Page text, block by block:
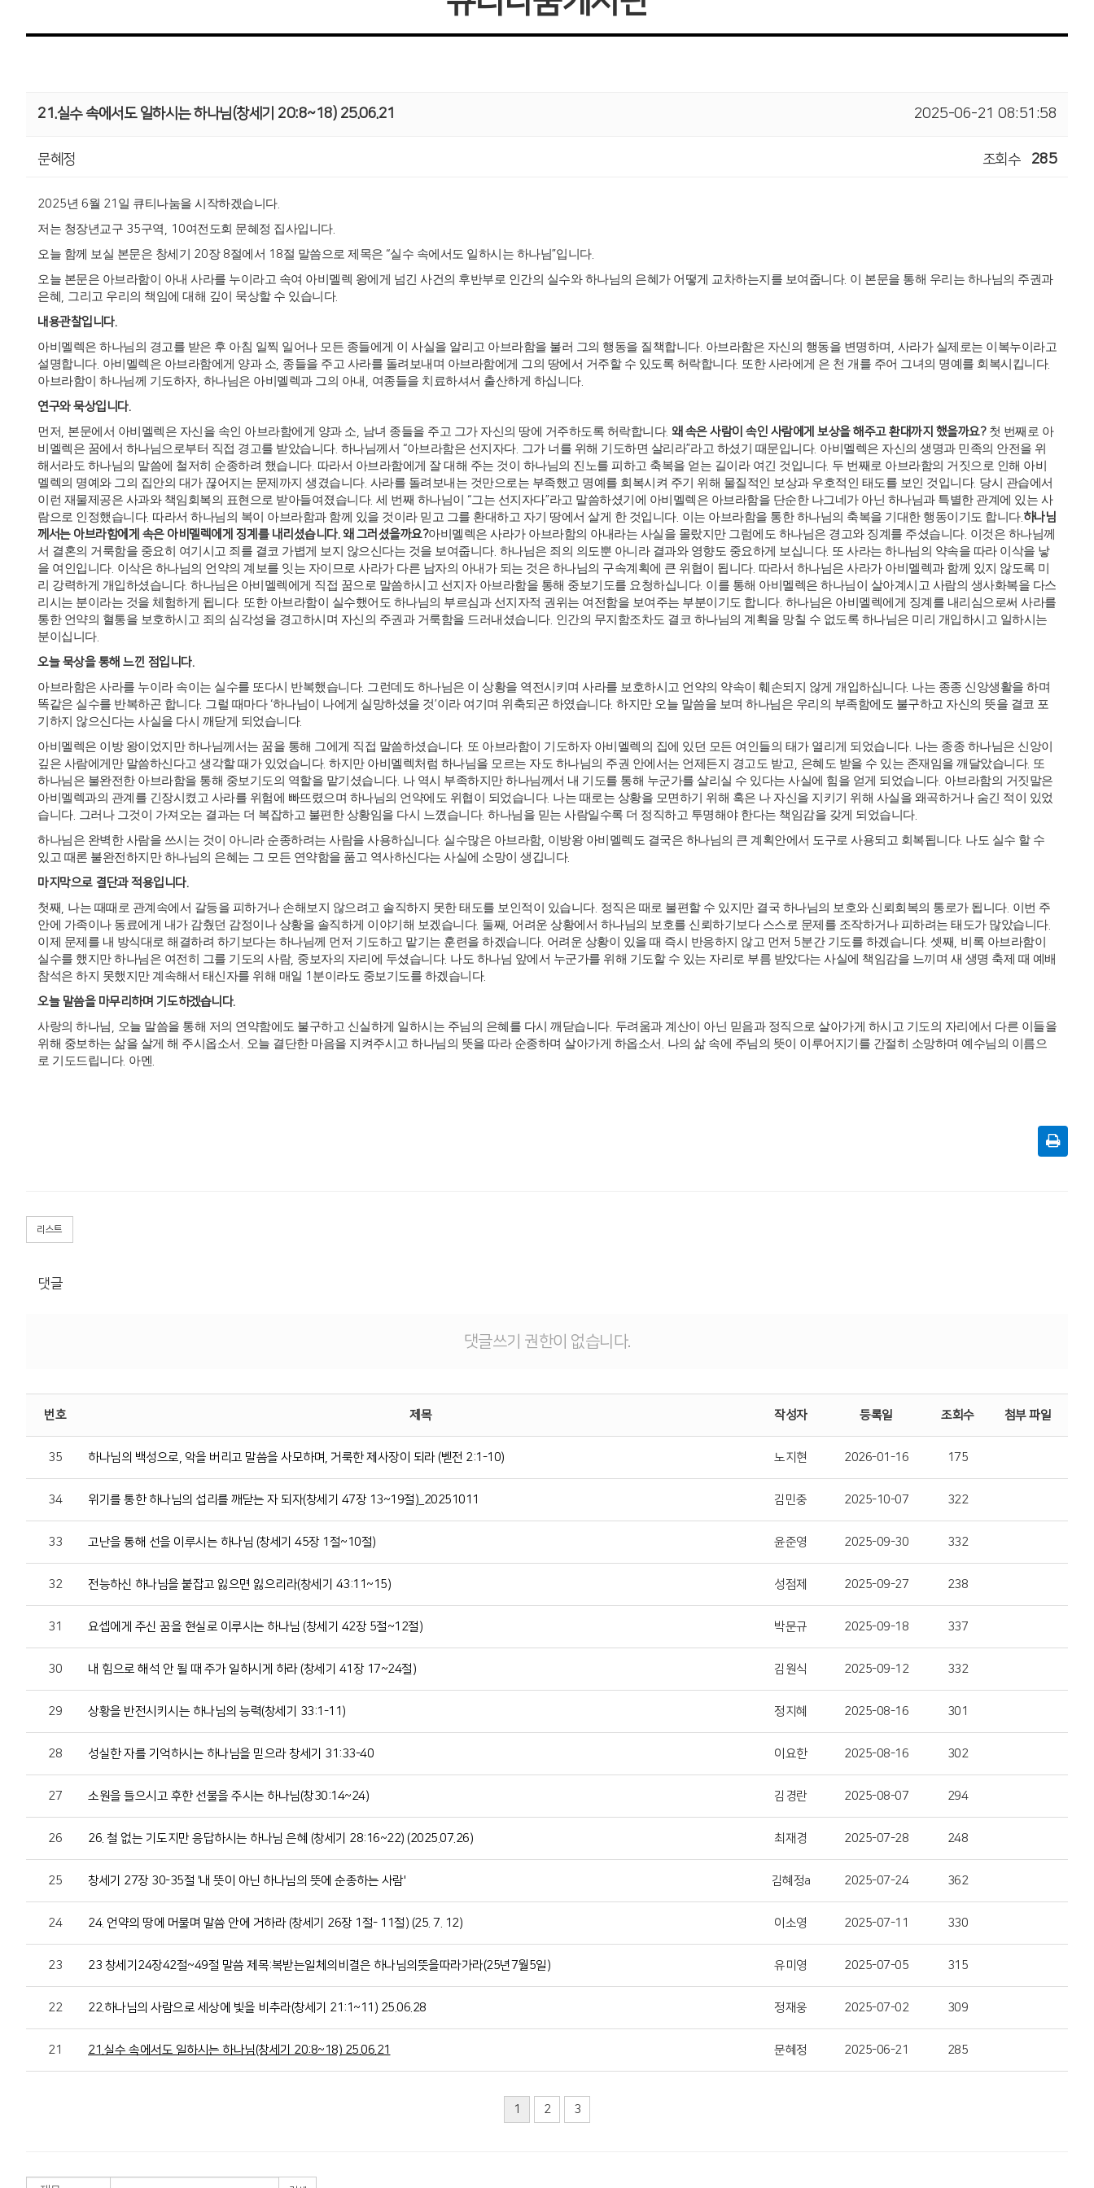
21.실수 속에서도 일하시는 하나님(창세기 20:8~18) 25.06.21 2025-06-21 08:51:58
문혜정 조회수 285
2025년 6월 21 일 큐티나눔을 시작하겠습니다.
저는 청장년교구 35구역 , 10여전도회 문혜정 집사입니다.
오늘 함께 보실 본문은 창세기 20장 8절에서 18절 말씀으로 제목은 “실수 속에서도 일하시는 하나님”입니다.
오늘 본문은 아브라함이 아내 사라를 누이라고 속여 아비멜렉 왕에게 넘긴 사건의 후반부로 인간의 실수와 하나님의 은혜가 어떻게 교차하는지를 보여줍니다. 이 본문을 통해 우리는 하나님의 주권과
은혜
그리고 우리의 책임에 대해 깊이 묵상할 수 있습니다.
내용관찰입니다.
아비멜렉은 하나님의 경고를 받은 후 아침 일찍 일어나 모든 종들에게 이 사실을 알리고 아브라함을 불러 그의 행동을 질책합니다. 아브라함은 자신의 행동을 변명하며
사라가 실제로는 이복누이라고
설명합니다. 아비멜렉은 아브라함에게 양과 소 종들을 주고 사라를 돌려보내며 아브라함에게 그의 땅에서 거주할 수 있도록 허락합니다. 또한 사라에게 은 천 개를 주어 그녀의 명예를 회복시킵니다.
아브라함이 하나님께 기도하자, 하나님은 아비멜렉과 그의 아내 여종들을 치료하셔서 출산하게 하십니다.
연구와 묵상입니다.
먼저 본문에서 아비멜렉은 자신을 속인 아브라함에게 양과 소 남녀 종들을 주고 그가 자신의 땅에 거주하도록 허락합니다. 왜 속은 사람이 속인 사람에게 보상을 해주고 환대까지 했을까요? 첫 번째로 아
비멜렉은 꿈에서 하나님으로부터 직접 경고를 받았습니다. 하나님께서 “아브라함은 선지자다. 그가 너를 위해 기도하면 살리라”라고 하셨기 때문입니다. 아비멜렉은 자신의 생명과 민족의 안전을 위
해서라도 하나님의 말씀에 철저히 순종하려 했습니다. 따라서 아브라함에게 잘 대해 주는 것이 하나님의 진노를 피하고 축복을 얻는 길이라 여긴 것입니다. 두 번째로 아브라함의 거짓으로 인해 아비
멜렉의 명예와 그의 집안의 대가 끊어지는 문제까지 생겼습니다. 사라를 돌려보내는 것만으로는 부족했고 명예를 회복시켜 주기 위해 물질적인 보상과 우호적인 태도를 보인 것입니다. 당시 관습에서
이런 재물제공은 사과와 책임회복의 표현으로 받아들여졌습니다. 세 번째 하나님이 “그는 선지자다”라고 말씀하셨기에 아비멜렉은 아브라함을 단순한 나그네가 아닌 하나님과 특별한 관계에 있는 사
람으로 인정했습니다. 따라서 하나님의 복이 아브라함과 함께 있을 것이라 믿고 그를 환대하고 자기 땅에서 살게 한 것입니다. 이는 아브라함을 통한 하나님의 축복을 기대한 행동이기도 합니다. 하나님
께서는 아브라함에게 속은 아비멜렉에게 징계를 내리셨습니다. 왜 그러셨을까요?아비멜렉은 사라가 아브라함의 아내라는 사실을 몰랐지만 그럼에도 하나님은 경고와 징계를 주셨습니다. 이것은 하나님께
서 결혼의 거룩함을 중요히 여기시고 죄를 결코 가볍게 보지 않으신다는 것을 보여줍니다. 하나님은 죄의 의도뿐 아니라 결과와 영향도 중요하게 보십니다. 또 사라는 하나님의 약속을 따라 이삭을 낳
을 여인입니다. 이삭은 하나님의 언약의 계보를 잇는 자이므로 사라가 다른 남자의 아내가 되는 것은 하나님의 구속계획에 큰 위협이 됩니다. 따라서 하나님은 사라가 아비멜렉과 함께 있지 않도록 미
리 강력하게 개입하셨습니다. 하나님은 아비멜렉에게 직접 꿈으로 말씀하시고 선지자 아브라함을 통해 중보기도를 요청하십니다. 이를 통해 아비멜렉은 하나님이 살아계시고 사람의 생사화복을 다스
리시는 분이라는 것을 체험하게 됩니다. 또한 아브라함이 실수했어도 하나님의 부르심과 선지자적 권위는 여전함을 보여주는 부분이기도 합니다. 하나님은 아비멜렉에게 징계를 내리심으로써 사라를
통한 언약의 혈통을 보호하시고 죄의 심각성을 경고하시며 자신의 주권과 거룩함을 드러내셨습니다. 인간의 무지함조차도 결코 하나님의 계획을 망칠 수 없도록 하나님은 미리 개입하시고 일하시는
분이십니다.
오늘 묵상을 통해 느낀 점입니다.
아브라함은 사라를 누이라 속이는 실수를 또다시 반복했습니다. 그런데도 하나님은 이 상황을 역전시키며 사라를 보호하시고 언약의 약속이 훼손되지 않게 개입하십니다. 나는 종종 신앙생활을 하며
똑같은 실수를 반복하곤 합니다. 그럴 때마다‘하나님이 나에게 실망하셨을 것’이라 여기며 위축되곤 하였습니다. 하지만 오늘 말씀을 보며 하나님은 우리의 부족함에도 불구하고 자신의 뜻을 결코 포
기하지 않으신다는 사실을 다시 깨닫게 되었습니다.
아비멜렉은 이방 왕이었지만 하나님께서는 꿈을 통해 그에게 직접 말씀하셨습니다. 또 아브라함이 기도하자 아비멜렉의 집에 있던 모든 여인들의 태가 열리게 되었습니다. 나는 종종 하나님은 신앙이
깊은 사람에게만 말씀하신다고 생각할 때가 있었습니다. 하지만 아비멜렉처럼 하나님을 모르는 자도 하나님의 주권 안에서는 언제든지 경고도 받고 은혜도 받을 수 있는 존재임을 깨달았습니다. 또
하나님은 불완전한 아브라함을 통해 중보기도의 역할을 맡기셨습니다. 나 역시 부족하지만 하나님께서 내 기도를 통해 누군가를 살리실 수 있다는 사실에 힘을 얻게 되었습니다. 아브라함의 거짓말은
아비멜렉과의 관계를 긴장시켰고 사라를 위험에 빠뜨렸으며 하나님의 언약에도 위협이 되었습니다. 나는 때로는 상황을 모면하기 위해 혹은 나 자신을 지키기 위해 사실을 왜곡하거나 숨긴 적이 있었
습니다. 그러나 그것이 가져오는 결과는 더 복잡하고 불편한 상황임을 다시 느꼈습니다. 하나님을 믿는 사람일수록 더 정직하고 투명해야 한다는 책임감을 갖게 되었습니다.
하나님은 완벽한 사람을 쓰시는 것이 아니라 순종하려는 사람을 사용하십니다. 실수많은 아브라함, 이방왕 아비멜렉도 결국은 하나님의 큰 계획안에서 도구로 사용되고 회복됩니다. 나도 실수 할 수
있고 때론 불완전하지만 하나님의 은혜는 그 모든 연약함을 품고 역사하신다는 사실에 소망이 생깁니다.
마지막으로 결단과 적용입니다.
첫째 나는 때때로 관계속에서 갈등을 피하거나 손해보지 않으려고 솔직하지 못한 태도를 보인적이 있습니다. 정직은 때로 불편할 수 있지만 결국 하나님의 보호와 신뢰회복의 통로가 됩니다. 이번 주
안에 가족이나 동료에게 내가 감췄던 감정이나 상황을 솔직하게 이야기해 보겠습니다. 둘째 어려운 상황에서 하나님의 보호를 신뢰하기보다 스스로 문제를 조작하거나 피하려는 태도가 많았습니다.
이제 문제를 내 방식대로 해결하려 하기보다는 하나님께 먼저 기도하고 맡기는 훈련을 하겠습니다. 어려운 상황이 있을 때 즉시 반응하지 않고 먼저 5분간 기도를 하겠습니다. 셋째
비록 아브라함이
실수를 했지만 하나님은 여전히 그를 기도의 사람, 중보자의 자리에 두셨습니다. 나도 하나님 앞에서 누군가를 위해 기도할 수 있는 자리로 부름 받았다는 사실에 책임감을 느끼며 새 생명 축제 때 예배
참석은 하지 못했지만 계속해서 태신자를 위해 매일 1 분이라도 중보기도를 하겠습니다.
오늘 말씀을 마무리하며 기도하겠습니다.
사랑의 하나님 오늘 말씀을 통해 저의 연약함에도 불구하고 신실하게 일하시는 주님의 은혜를 다시 깨닫습니다. 두려움과 계산이 아닌 믿음과 정직으로 살아가게 하시고 기도의 자리에서 다른 이들을
위해 중보하는 삶을 살게 해 주시옵소서
오늘 결단한 마음을 지켜주시고 하나님의 뜻을 따라 순종하며 살아가게 하옵소서
나의 삶 속에 주님의 뜻이 이루어지기를 간절히 소망하며 예수님의 이름으
로 기도드립니다. 아멘
리스트
댓글
댓글쓰기 권한이 없습니다.
번호 제목 작성자 등록일 조회수 첨부 파일
35 하나님의 백성으로, 악을 버리고 말씀을 사모하며, 거룩한 제사장이 되라 (벧전 2:1-10) 노지현 2026-01-16 175
34 위기를 통한 하나님의 섭리를 깨닫는 자 되자(창세기 47장 13~19절)_20251011 김민중 2025-10-07 322
33 고난을 통해 선을 이루시는 하나님 (창세기 45장 1절~10절) 윤준영 2025-09-30 332
32 전능하신 하나님을 붙잡고 잃으면 잃으리라(창세기 43:11~15) 성점제 2025-09-27 238
31 요셉에게 주신 꿈을 현실로 이루시는 하나님 (창세기 42장 5절~12절) 박문규 2025-09-18 337
30 내 힘으로 해석 안 될 때 주가 일하시게 하라 (창세기 41장 17~24절) 김원식 2025-09-12 332
29 상황을 반전시키시는 하나님의 능력(창세기 33:1-11) 정지혜 2025-08-16 301
28 성실한 자를 기억하시는 하나님을 믿으라 창세기 31:33-40 이요한 2025-08-16 302
27 소원을 들으시고 후한 선물을 주시는 하나님(창30:14~24) 김경란 2025-08-07 294
26 26. 철 없는 기도지만 응답하시는 하나님 은혜 (창세기 28:16~22) (2025.07.26) 최재경 2025-07-28 248
25 창세기 27장 30-35절 '내 뜻이 아닌 하나님의 뜻에 순종하는 사람' 김혜정a 2025-07-24 362
24 24. 언약의 땅에 머물며 말씀 안에 거하라 (창세기 26장 1절- 11절) (25. 7. 12) 이소영 2025-07-11 330
23 23 창세기24장42절~49절 말씀 제목:복받는일체의비결은 하나님의뜻을따라가라(25년7월5일) 유미영 2025-07-05 315
22 22.하나님의 사람으로 세상에 빛을 비추라(창세기 21:1~11) 25.06.28 정재웅 2025-07-02 309
21 21.실수 속에서도 일하시는 하나님(창세기 20:8~18) 25.06.21 문혜정 2025-06-21 285
1 2 3